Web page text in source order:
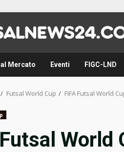
Mercato Eventi FIGC-LND
Futsal World Cup FIFA Futsal World
World